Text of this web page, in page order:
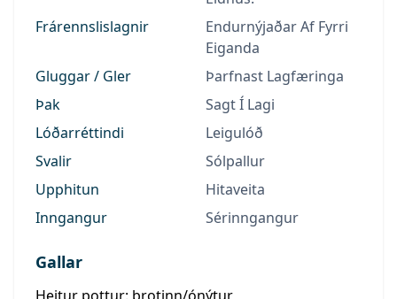
Frárennslislagnir
Endurnýjaðar Af Fyrri
Eiganda
Gluggar / Gler
Þarfnast Lagfæringa
Þak
Sagt Í Lagi
Lóðarréttindi
Leigulóð
Svalir
Sólpallur
Upphitun
Hitaveita
Inngangur
Sérinngangur
Gallar